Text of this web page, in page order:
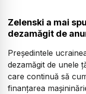
Zelenski a mai
dezamăgit de
Președintele
dezamăgit de unele
care continuă să
finanțarea